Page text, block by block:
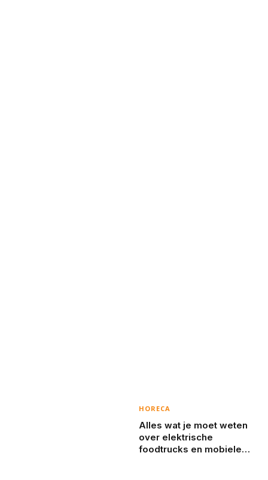
HORECA
Alles wat je moet weten
over elektrische
foodtrucks en mobiele